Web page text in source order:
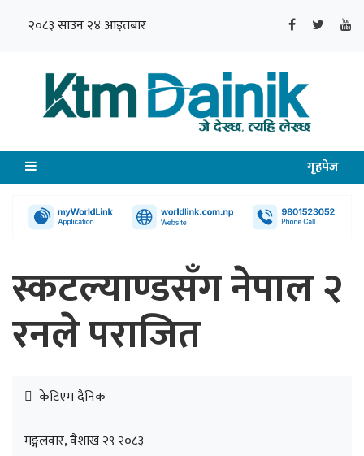
२०८३ साउन २४ आइतबार
गृहपेज
स्कटल्याण्डसँग नेपाल २
रनले पराजित
केटिएम दैनिक
मङ्गलवार, वैशाख २९ २०८३